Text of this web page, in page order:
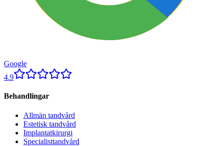
Google
4.9
Behandlingar
Allmän tandvård
Estetisk tandvård
Implantatkirurgi
Specialisttandvård